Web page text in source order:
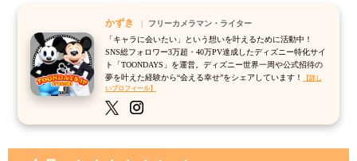
かずき
フリーカメラマン・ライター
「キャラに会いたい」という想いを叶えるために活動中！
SNS総フォロワー3万超・40万PV達成したディズニー特化サイ
ト「TOONDAYS」を運営。ディズニー世界一周や公式招待の
夢を叶えた経験から“会える幸せ”をシェアしています！
【詳し
いプロフィール】